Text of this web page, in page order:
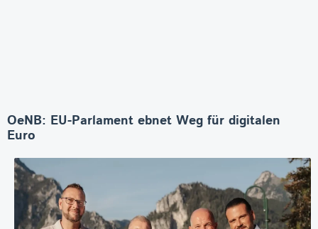
OeNB: EU-Parlament ebnet Weg für digitalen
Euro